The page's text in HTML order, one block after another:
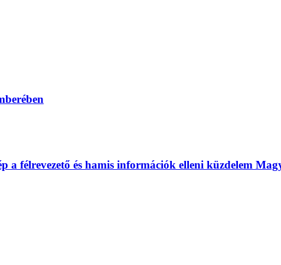
félrevezető és hamis információk elleni küzdelem